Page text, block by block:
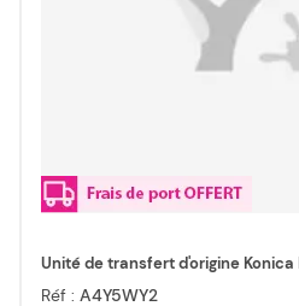
Unité de transfert d'origine Konica
Réf : A4Y5WY2